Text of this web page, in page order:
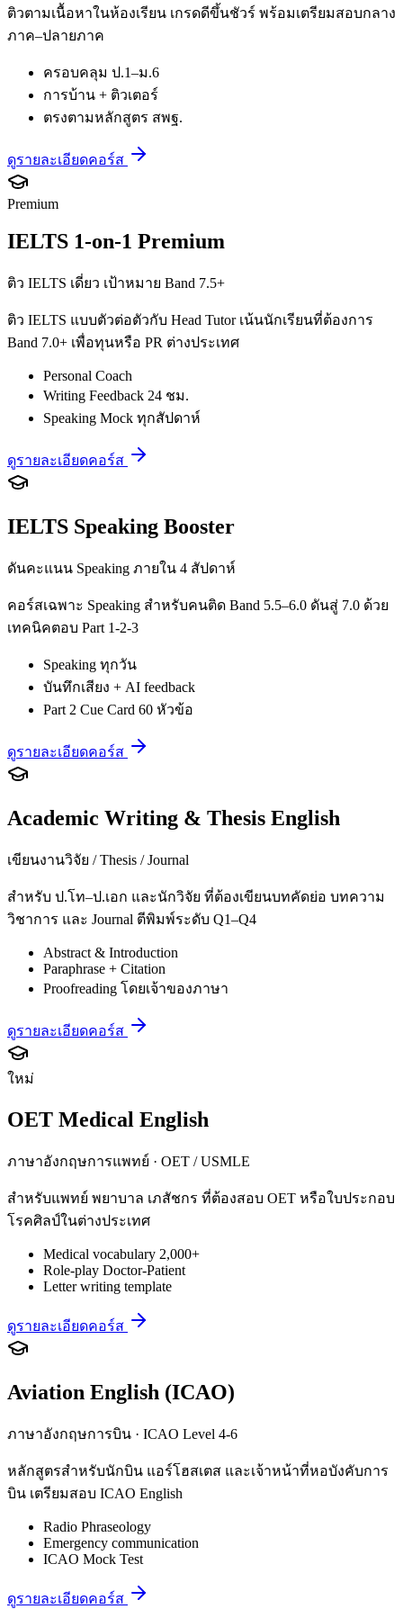
ติวตามเนื้อหาในห้องเรียน เกรดดีขึ้นชัวร์ พร้อมเตรียมสอบกลาง
ภาค–ปลายภาค
ครอบคลุม ป.1–ม.6
การบ้าน + ติวเตอร์
ตรงตามหลักสูตร สพฐ.
ดูรายละเอียดคอร์ส
Premium
IELTS 1-on-1 Premium
ติว IELTS เดี่ยว เป้าหมาย Band 7.5+
ติว IELTS แบบตัวต่อตัวกับ Head Tutor เน้นนักเรียนที่ต้องการ
Band 7.0+ เพื่อทุนหรือ PR ต่างประเทศ
Personal Coach
Writing Feedback 24 ชม.
Speaking Mock ทุกสัปดาห์
ดูรายละเอียดคอร์ส
IELTS Speaking Booster
ดันคะแนน Speaking ภายใน 4 สัปดาห์
คอร์สเฉพาะ Speaking สำหรับคนติด Band 5.5–6.0 ดันสู่ 7.0 ด้วย
เทคนิคตอบ Part 1-2-3
Speaking ทุกวัน
บันทึกเสียง + AI feedback
Part 2 Cue Card 60 หัวข้อ
ดูรายละเอียดคอร์ส
Academic Writing & Thesis English
เขียนงานวิจัย / Thesis / Journal
สำหรับ ป.โท–ป.เอก และนักวิจัย ที่ต้องเขียนบทคัดย่อ บทความ
วิชาการ และ Journal ตีพิมพ์ระดับ Q1–Q4
Abstract & Introduction
Paraphrase + Citation
Proofreading โดยเจ้าของภาษา
ดูรายละเอียดคอร์ส
ใหม่
OET Medical English
ภาษาอังกฤษการแพทย์ · OET / USMLE
สำหรับแพทย์ พยาบาล เภสัชกร ที่ต้องสอบ OET หรือใบประกอบ
โรคศิลป์ในต่างประเทศ
Medical vocabulary 2,000+
Role-play Doctor-Patient
Letter writing template
ดูรายละเอียดคอร์ส
Aviation English (ICAO)
ภาษาอังกฤษการบิน · ICAO Level 4-6
หลักสูตรสำหรับนักบิน แอร์โฮสเตส และเจ้าหน้าที่หอบังคับการ
บิน เตรียมสอบ ICAO English
Radio Phraseology
Emergency communication
ICAO Mock Test
ดูรายละเอียดคอร์ส